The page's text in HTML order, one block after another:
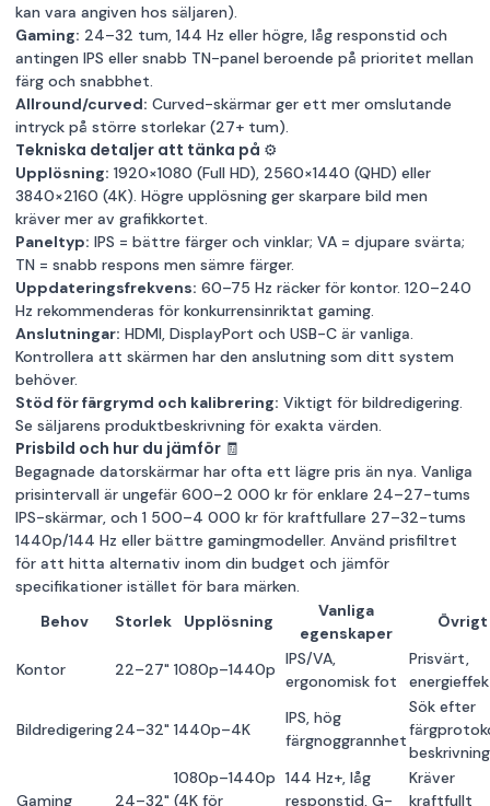
kan vara angiven hos säljaren).
Gaming: 24–32 tum, 144 Hz eller högre, låg responstid och
antingen IPS eller snabb TN-panel beroende på prioritet mellan
färg och snabbhet.
Allround/curved: Curved-skärmar ger ett mer omslutande
intryck på större storlekar (27+ tum).
Tekniska detaljer att tänka på ⚙️
Upplösning: 1920×1080 (Full HD), 2560×1440 (QHD) eller
3840×2160 (4K). Högre upplösning ger skarpare bild men
kräver mer av grafikkortet.
Paneltyp: IPS = bättre färger och vinklar; VA = djupare svärta;
TN = snabb respons men sämre färger.
Uppdateringsfrekvens: 60–75 Hz räcker för kontor. 120–240
Hz rekommenderas för konkurrensinriktat gaming.
Anslutningar: HDMI, DisplayPort och USB-C är vanliga.
Kontrollera att skärmen har den anslutning som ditt system
behöver.
Stöd för färgrymd och kalibrering: Viktigt för bildredigering.
Se säljarens produktbeskrivning för exakta värden.
Prisbild och hur du jämför 🧾
Begagnade datorskärmar har ofta ett lägre pris än nya. Vanliga
prisintervall är ungefär 600–2 000 kr för enklare 24–27-tums
IPS-skärmar, och 1 500–4 000 kr för kraftfullare 27–32-tums
1440p/144 Hz eller bättre gamingmodeller. Använd prisfiltret
för att hitta alternativ inom din budget och jämför
specifikationer istället för bara märken.
Behov
Storlek Upplösning
Vanliga
egenskaper
Övrigt
Kontor 22–27" 1080p–1440p
IPS/VA,
ergonomisk fot
Prisvärt,
Bildredigering24–32" 1440p–4K
IPS, hög
färgnoggrannhet
Sök efter
Gaming 24–32"
1080p–1440p
(4K för
144 Hz+, låg
responstid, G-
Kräver
kraftfullt